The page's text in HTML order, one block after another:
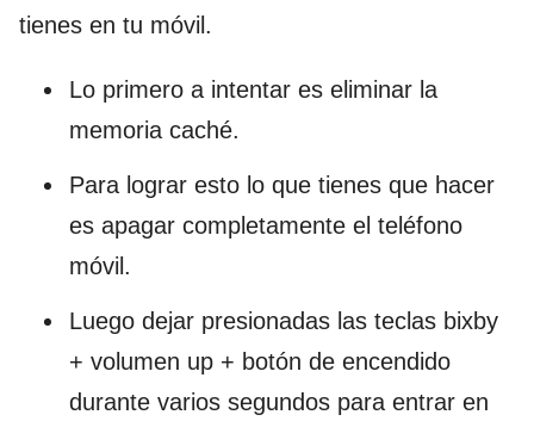
tienes en tu móvil.
Lo primero a intentar es eliminar la
memoria caché.
Para lograr esto lo que tienes que hacer
es apagar completamente el teléfono
móvil.
Luego dejar presionadas las teclas bixby
+ volumen up + botón de encendido
durante varios segundos para entrar en